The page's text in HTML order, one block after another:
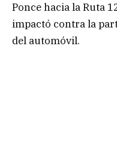
Ponce hacia la Ruta
impactó contra la
del automóvil.